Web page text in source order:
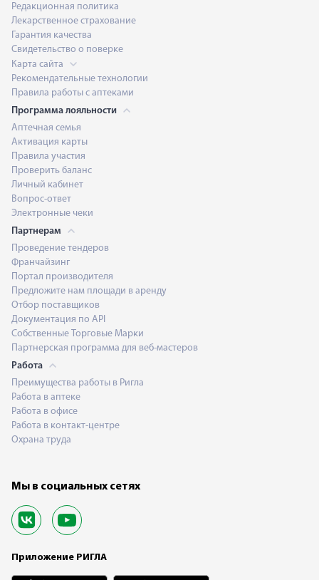
Редакционная политика
Лекарственное страхование
Гарантия качества
Свидетельство о поверке
Карта сайта
Рекомендательные технологии
Правила работы с аптеками
Программа лояльности
Аптечная семья
Активация карты
Правила участия
Проверить баланс
Личный кабинет
Вопрос-ответ
Электронные чеки
Партнерам
Проведение тендеров
Франчайзинг
Портал производителя
Предложите нам площади в аренду
Отбор поставщиков
Документация по API
Собственные Торговые Марки
Партнерская программа для веб-мастеров
Работа
Преимущества работы в Ригла
Работа в аптеке
Работа в офисе
Работа в контакт-центре
Охрана труда
Мы в социальных сетях
Приложение РИГЛА